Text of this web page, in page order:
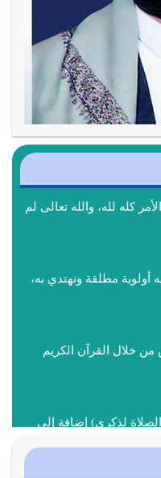
كله لله، والله تعالى لم
أولوية مطلقة ونهتدي به،
من خلال القرآن الكريم
الصلاة لذكري) إضافة إلى